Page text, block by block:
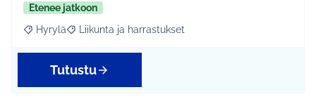
Etenee jatkoon
Rajaa tulokset aihepiirin mukaan: Hyrylä
Hyrylä Rajaa tulokset teeman mukaan: Liikunta ja
Liikunta ja harrastukset
Tutustu